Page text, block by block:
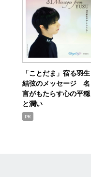
「ことだま」宿る羽生
結弦のメッセージ 名
言がもたらす心の平穏
と潤い
PR